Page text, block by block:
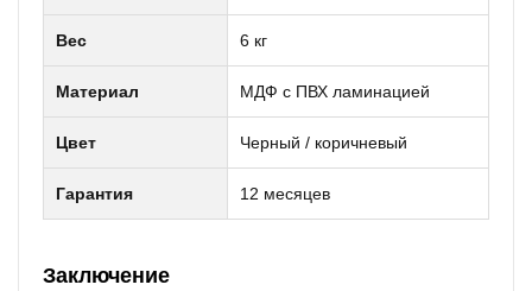
Вес 6 кг
Материал МДФ с ПВХ ламинацией
Цвет Черный / коричневый
Гарантия 12 месяцев
Заключение